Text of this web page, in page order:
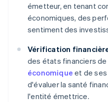
émetteur, en tenant
économiques, des
sentiment des
Vérification
des états financiers
économique et de
d'évaluer la santé
l'entité émettrice.